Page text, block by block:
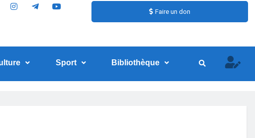
Faire un don
Sport Bibliothèque